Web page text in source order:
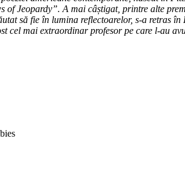
of Jeopardy”. A mai câștigat, printre alte
să fie în lumina reflectoarelor, s-a retras
cel mai extraordinar profesor pe care l-au